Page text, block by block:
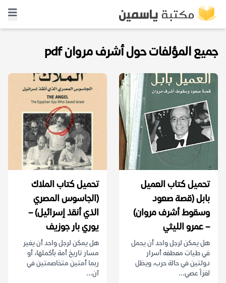
جميع المؤلفات حول أشرف مروان pdf
تحميل كتاب العميل
بابل (قصة صعود
وسقوط أشرف مروان)
– عمرو الليثي
هل يمكن لرجل واحد أن يحمل
في طيات معطفه أسرار
دولتين في حالة حرب، ويظل
لغزاً عصي...
تحميل كتاب الملاك
(الجاسوس المصري
الذي أنقذ إسرائيل) –
يوري بار جوزيف
هل يمكن لرجل واحد أن يغير
مسار تاريخ أمة بأكملها، أو
ربما أمتين متخاصمتين في
آن...